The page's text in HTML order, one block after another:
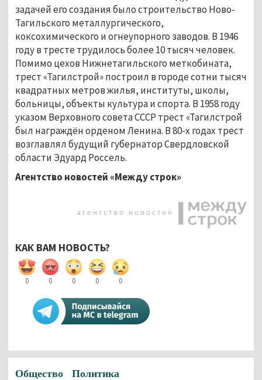
задачей его создания было строительство Ново-
Тагильского металлургического,
коксохимического и огнеупорного заводов. В 1946
году в тресте трудилось более 10 тысяч человек.
Помимо цехов Нижнетагильского меткобината,
трест «Тагилстрой» построил в городе сотни тысяч
квадратных метров жилья, институты, школы,
больницы, объекты культура и спорта. В 1958 году
указом Верховного совета СССР трест «Тагилстрой
был награждён орденом Ленина. В 80-х годах трест
возглавлял будущий губернатор Свердловской
области Эдуард Россель.
Агентство новостей «Между строк»
КАК ВАМ НОВОСТЬ?
0 0 0 0 0
Общество Политика